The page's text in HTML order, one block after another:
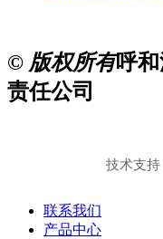
© 版权所有呼
责任公司
技术支持
联系我们
产品中心